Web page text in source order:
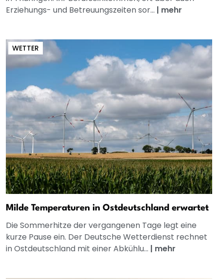
Erziehungs- und Betreuungszeiten sor... | mehr
WETTER
Milde Temperaturen in Ostdeutschland erwartet
Die Sommerhitze der vergangenen Tage legt eine
kurze Pause ein. Der Deutsche Wetterdienst rechnet
in Ostdeutschland mit einer Abkühlu... | mehr